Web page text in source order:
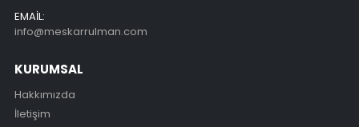
EMAIL:
info@meskarrulman.com
KURUMSAL
Hakkımızda
İletişim